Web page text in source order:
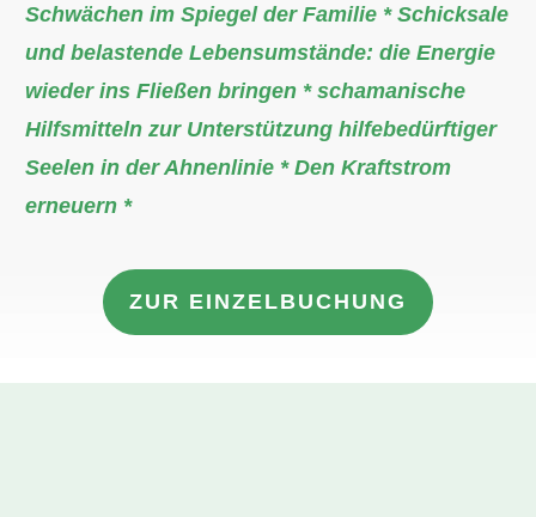
Schwächen im Spiegel der Familie * Schicksale
und belastende Lebensumstände: die Energie
wieder ins Fließen bringen * schamanische
Hilfsmitteln zur Unterstützung hilfebedürftiger
Seelen in der Ahnenlinie * Den Kraftstrom
erneuern *
ZUR EINZELBUCHUNG